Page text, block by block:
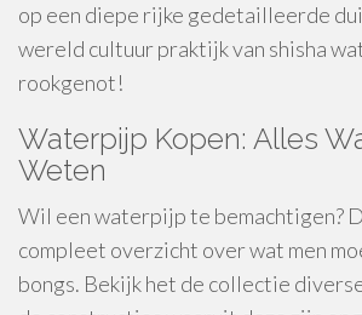
op een diepe rijke gedetailleerde
wereld cultuur praktijk van shisha
rookgenot!
Waterpijp Kopen: Alles
Weten
Wil een waterpijp te bemachtigen?
compleet overzicht over wat men
bongs. Bekijk het de collectie